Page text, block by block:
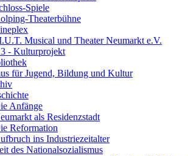
Spiele
Theaterbühne
Musical und Theater Neumarkt e.V.
- Kulturprojekt
für Jugend, Bildung und Kultur
Anfänge
als Residenzstadt
Reformation
ins Industriezeitalter
des Nationalsozialismus